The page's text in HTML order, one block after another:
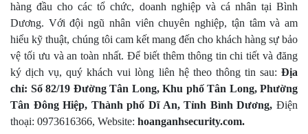
hàng đầu cho các tổ chức, doanh nghiệp và cá nhân tại Bình
Dương. Với đội ngũ nhân viên chuyên nghiệp, tận tâm và am
hiểu kỹ thuật, chúng tôi cam kết mang đến cho khách hàng sự bảo
vệ tối ưu và an toàn nhất. Để biết thêm thông tin chi tiết và đăng
ký dịch vụ, quý khách vui lòng liên hệ theo thông tin sau: Địa
chỉ: Số 82/19 Đường Tân Long, Khu phố Tân Long, Phường
Tân Đông Hiệp, Thành phố Dĩ An, Tỉnh Bình Dương, Điện
thoại: 0973616366, Website: hoanganhsecurity.com.